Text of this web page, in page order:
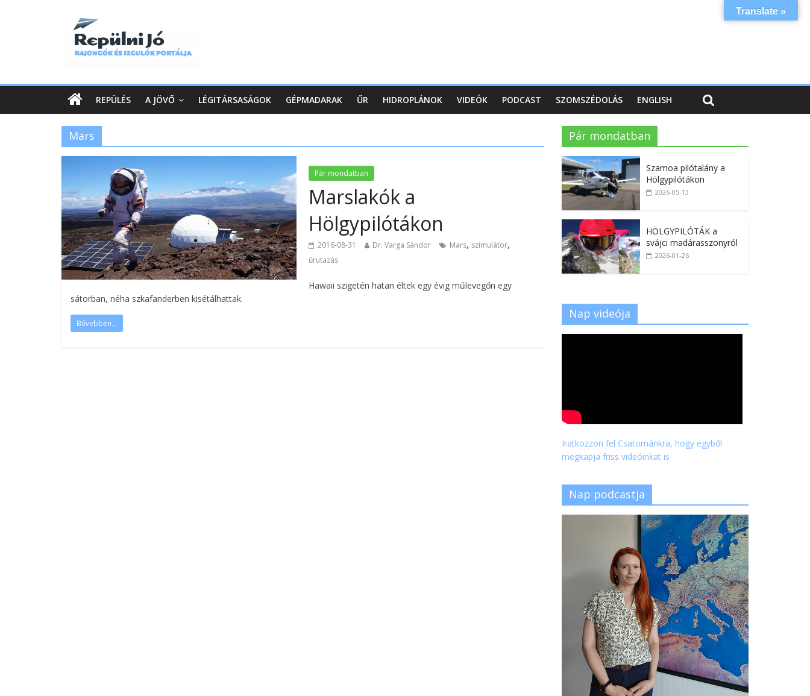
REPÜLÉS A JÖVŐ LÉGITÁRSASÁGOK GÉPMADARAK ŰR HIDROPLÁNOK VIDEÓK PODCAST SZOMSZÉDOLÁS ENGLISH
Mars
Pár mondatban
Marslakók a
Hölgypilótákon
2016-08-31 Dr. Varga Sándor Mars, szimulátor,
űrutazás
Hawaii szigetén hatan éltek egy évig műlevegőn egy
sátorban, néha szkafanderben kisétálhattak.
Bővebben...
Pár mondatban
Szamoa pilótalány a
Hölgypilótákon
2026-05-13
HÖLGYPILÓTÁK a
svájci madárasszonyról
2026-01-26
Nap videója
Iratkozzon fel Csatornánkra, hogy egyből
megkapja friss videóinkat is
Nap podcastja
Translate »